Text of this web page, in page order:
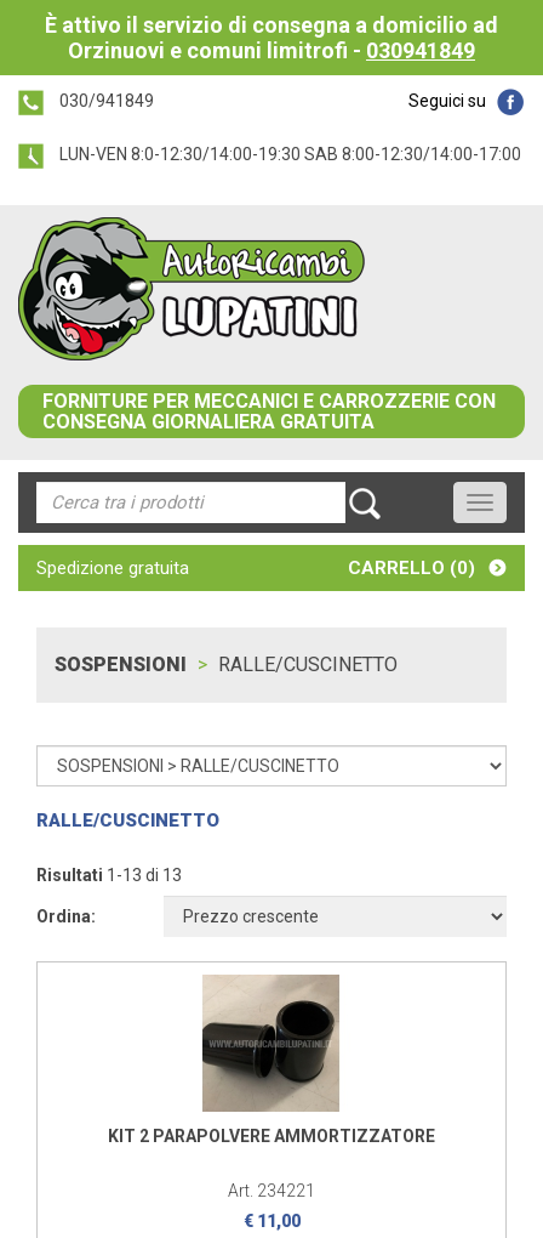
È attivo il servizio di consegna a domicilio ad
Orzinuovi e comuni limitrofi - 030941849
Seguici su
030/941849
LUN-VEN 8:0-12:30/14:00-19:30 SAB 8:00-12:30/14:00-17:00
FORNITURE PER MECCANICI E CARROZZERIE CON
CONSEGNA GIORNALIERA GRATUITA
Toggle
Spedizione gratuita CARRELLO (0)
SOSPENSIONI RALLE/CUSCINETTO
RALLE/CUSCINETTO
Risultati 1-13 di 13
Ordina:
KIT 2 PARAPOLVERE AMMORTIZZATORE
Art. 234221
€ 11,00